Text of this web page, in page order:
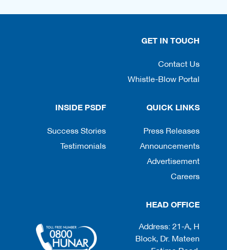
HEAD OFFICE
Address: 21-A, H
Block, Dr. Mateen
QUICK LINKS
Press Releases
Announcements
Advertisement
Careers
INSIDE PSDF
Success Stories
Testimonials
GET IN TOUCH
Contact Us
Whistle-Blow Portal